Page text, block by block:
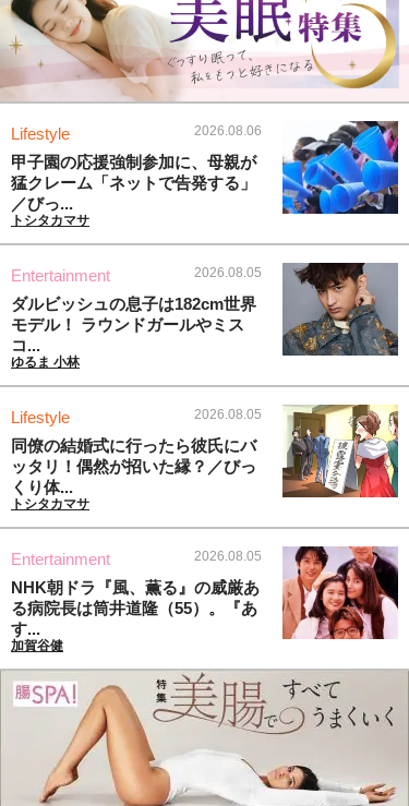
Lifestyle 2026.08.06
甲子園の応援強制参加に、母親が
猛クレーム「ネットで告発する」
／びっ...
トシタカマサ
Entertainment 2026.08.05
ダルビッシュの息子は182cm世界
モデル！ ラウンドガールやミス
コ...
ゆるま 小林
Lifestyle 2026.08.05
同僚の結婚式に行ったら彼氏にバ
ッタリ！偶然が招いた縁？／びっ
くり体...
トシタカマサ
Entertainment 2026.08.05
NHK朝ドラ『風、薫る』の威厳あ
る病院長は筒井道隆（55）。『あ
す...
加賀谷健